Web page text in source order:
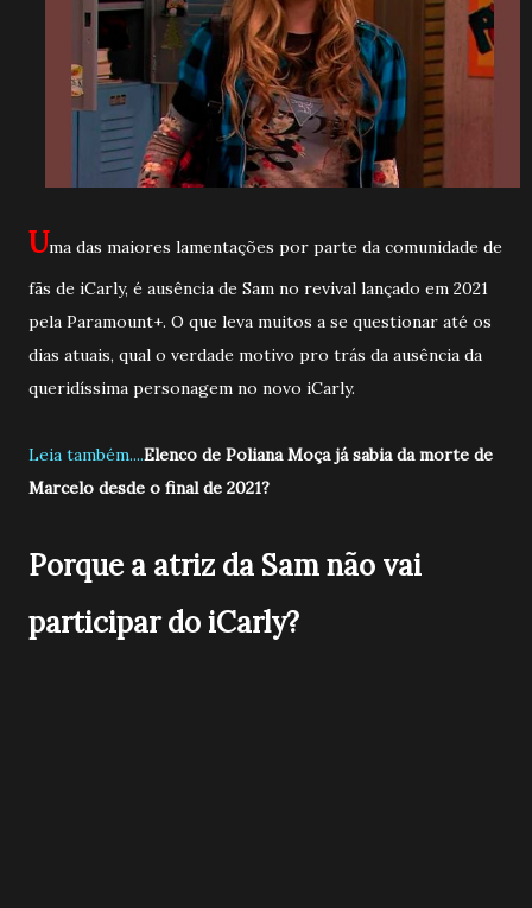
Uma das maiores lamentações por parte da comunidade de
fãs de iCarly, é ausência de Sam no revival lançado em 2021
pela Paramount+. O que leva muitos a se questionar até os
dias atuais, qual o verdade motivo pro trás da ausência da
queridíssima personagem no novo iCarly.
Leia também....Elenco de Poliana Moça já sabia da morte de
Marcelo desde o final de 2021?
Porque a atriz da Sam não vai
participar do iCarly?